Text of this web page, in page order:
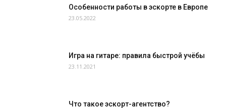
Особенности работы в эскорте в Европе
23.05.2022
Игра на гитаре: правила быстрой учёбы
23.11.2021
Что такое эскорт-агентство?